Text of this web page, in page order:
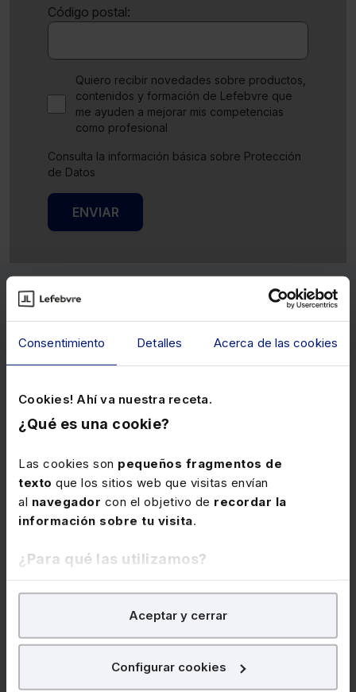
Consentimiento Detalles Acerca de las cookies
Cookies! Ahí va nuestra receta.
¿Qué es una cookie?
Las cookies son pequeños fragmentos de
texto que los sitios web que visitas envían
al navegador con el objetivo de recordar la
información sobre tu visita.
¿Para qué las utilizamos?
En Lefebvre utilizamos las cookies confines
para tratar demejorar tu experiencia
nuestra página web. También con fines publicitarios,
Aceptar y cerrar
Configurar cookies
Código postal:
Quiero recibir novedades sobre productos,
contenidos y formación de Lefebvre que
me ayuden a mejorar mis competencias
como profesional
Consulta la información básica sobre Protección
de Datos
ENVIAR
Cursos relacionados
Descubre cuáles son los cursos más demandados por
nuestros clientes de entre todos los que tenemos
Auditoría